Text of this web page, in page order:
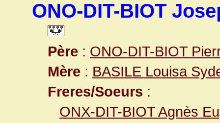
ONO-DIT-BIOT
Père : ONO-DIT-BIOT
Mère : BASILE Louisa
Freres/Soeurs :
ONX-DIT-BIOT Agnès